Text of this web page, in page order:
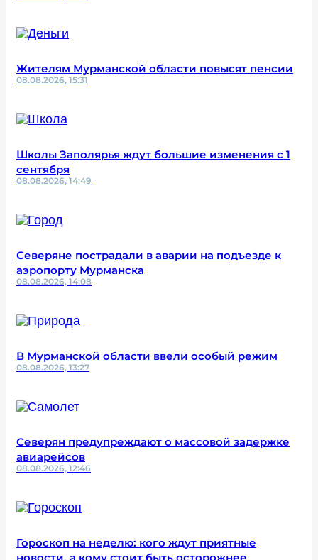
Жителям Мурманской области повысят пенсии
08.08.2026, 15:31
Школы Заполярья ждут большие изменения с 1
сентября
08.08.2026, 14:49
Северяне пострадали в аварии на подъезде к
аэропорту Мурманска
08.08.2026, 14:08
В Мурманской области ввели особый режим
08.08.2026, 13:27
Северян предупреждают о массовой задержке
авиарейсов
08.08.2026, 12:46
Гороскоп на неделю: кого ждут приятные